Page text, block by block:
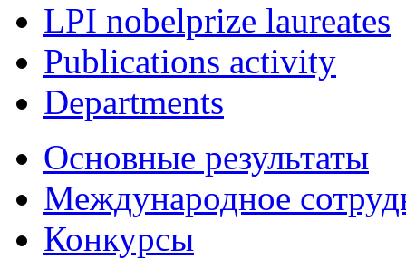
LPI nobelprize laureates
Publications activity
Departments
Основные результаты
Международное
Конкурсы